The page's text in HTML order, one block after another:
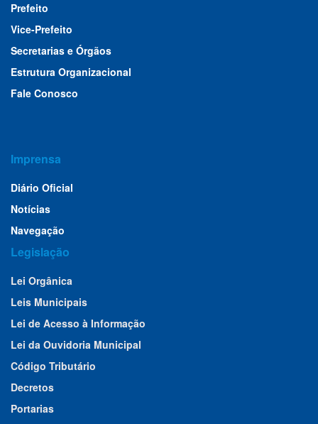
Prefeito
Vice-Prefeito
Secretarias e Órgãos
Estrutura Organizacional
Fale Conosco
Imprensa
Diário Oficial
Notícias
Navegação
Legislação
Lei Orgânica
Leis Municipais
Lei de Acesso à Informação
Lei da Ouvidoria Municipal
Código Tributário
Decretos
Portarias